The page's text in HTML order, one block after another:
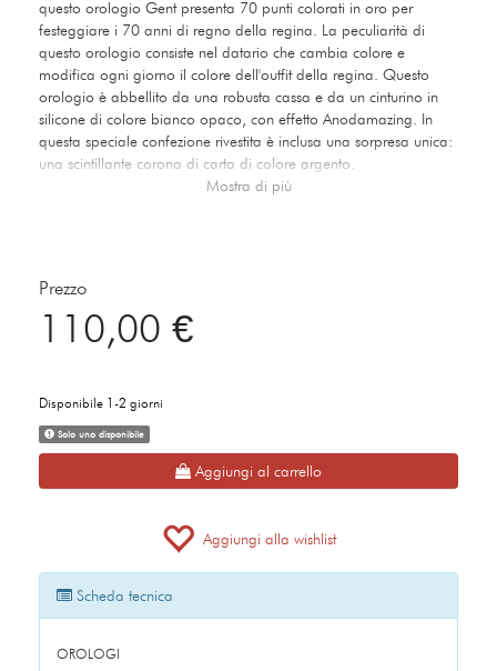
questo orologio Gent presenta 70 punti colorati in oro per
festeggiare i 70 anni di regno della regina. La peculiarità di
questo orologio consiste nel datario che cambia colore e
modifica ogni giorno il colore dell'outfit della regina. Questo
orologio è abbellito da una robusta cassa e da un cinturino in
silicone di colore bianco opaco, con effetto Anodamazing. In
questa speciale confezione rivestita è inclusa una sorpresa unica:
una scintillante corona di carta di colore argento.
Mostra di più
Prezzo
110,00 €
Disponibile 1-2 giorni
Solo uno disponibile
Aggiungi al carrello
Aggiungi alla wishlist
Scheda tecnica
OROLOGI